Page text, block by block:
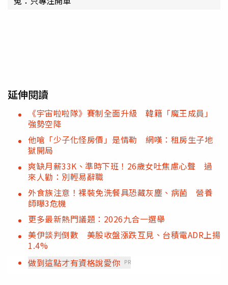
延伸閱讀
《宇宙啦啦隊》賽制全面升級 韓籍「魔王成員」
強勢空降
他嗆「少子化怪房價」是情勒 網嘆：租房生子地
獄開局
爽缺月薪33K、準時下班！26歲女吐焦慮心聲 過
來人勸：別輕易辭職
外食族注意！裸裝免洗餐具恐藏灰塵、病菌 營養
師曝3危機
更多最新熱門議題：2026九合一選舉
美伊談判倒數 美股收盤漲跌互見、台積電ADR上揚
1.4%
做到這點才有資格說愛你 PR